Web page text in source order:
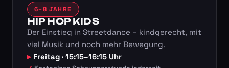
6–8 JAHRE
HIP HOP KIDS
Der Einstieg in Streetdance – kindgerecht, mit
viel Musik und noch mehr Bewegung.
Freitag · 15:15–16:15 Uhr